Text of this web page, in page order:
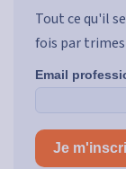
Tout ce qu'il
fois par